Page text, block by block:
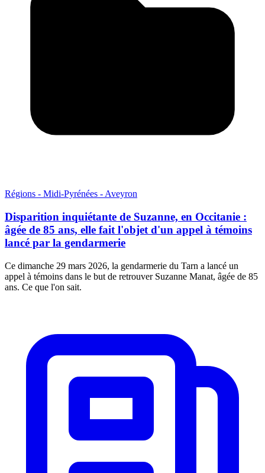
Régions - Midi-Pyrénées - Aveyron
Disparition inquiétante de Suzanne, en Occitanie :
âgée de 85 ans, elle fait l'objet d'un appel à témoins
lancé par la gendarmerie
Ce dimanche 29 mars 2026, la gendarmerie du Tarn a lancé un
appel à témoins dans le but de retrouver Suzanne Manat, âgée de 85
ans. Ce que l'on sait.